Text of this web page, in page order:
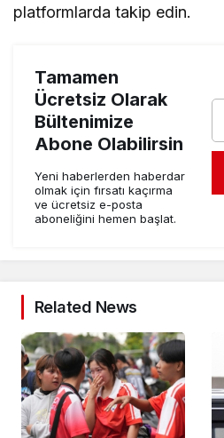
platformlarda takip edin.
Tamamen
Ücretsiz Olarak
Bültenimize
Abone Olabilirsin
Yeni haberlerden haberdar
olmak için fırsatı kaçırma
ve ücretsiz e-posta
aboneliğini hemen başlat.
Related News